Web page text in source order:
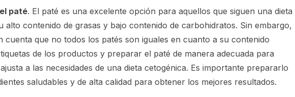
paté. El paté es una excelente opción para aquellos que siguen una dieta
alto contenido de grasas y bajo contenido de carbohidratos. Sin embargo,
cuenta que no todos los patés son iguales en cuanto a su contenido
de los productos y preparar el paté de manera adecuada para
a las necesidades de una dieta cetogénica. Es importante prepararlo
saludables y de alta calidad para obtener los mejores resultados.